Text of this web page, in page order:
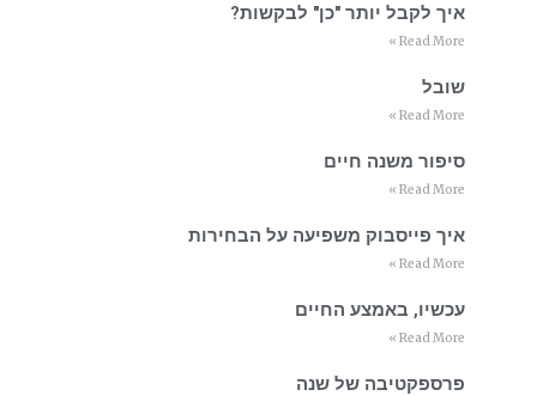
איך לקבל יותר "כן" לבקשות?
Read More »
שובל
Read More »
סיפור משנה חיים
Read More »
איך פייסבוק משפיעה על הבחירות
Read More »
עכשיו, באמצע החיים
Read More »
פרספקטיבה של שנה